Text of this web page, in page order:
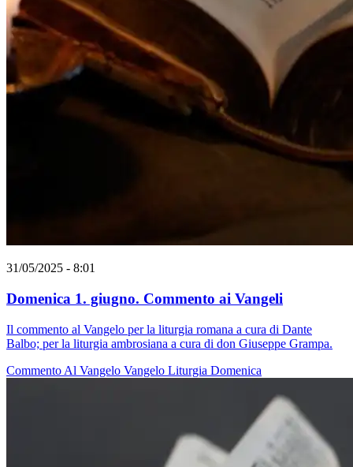
31/05/2025 - 8:01
Domenica 1. giugno. Commento ai Vangeli
Il commento al Vangelo per la liturgia romana a cura di Dante
Balbo; per la liturgia ambrosiana a cura di don Giuseppe Grampa.
Commento Al Vangelo Vangelo Liturgia Domenica